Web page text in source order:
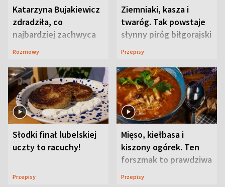
Katarzyna Bujakiewicz
zdradziła, co
najbardziej zachwyca
ją w Lublinie
Rozmowy
Ziemniaki, kasza i
twaróg. Tak powstaje
słynny piróg biłgorajski
Przepisy
Słodki finał lubelskiej
uczty to racuchy!
Przepisy
Mięso, kiełbasa i
kiszony ogórek. Ten
forszmak to prawdziwa
uczta
Przepisy